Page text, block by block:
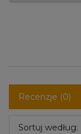
Recenzje (0)
Sortuj według: